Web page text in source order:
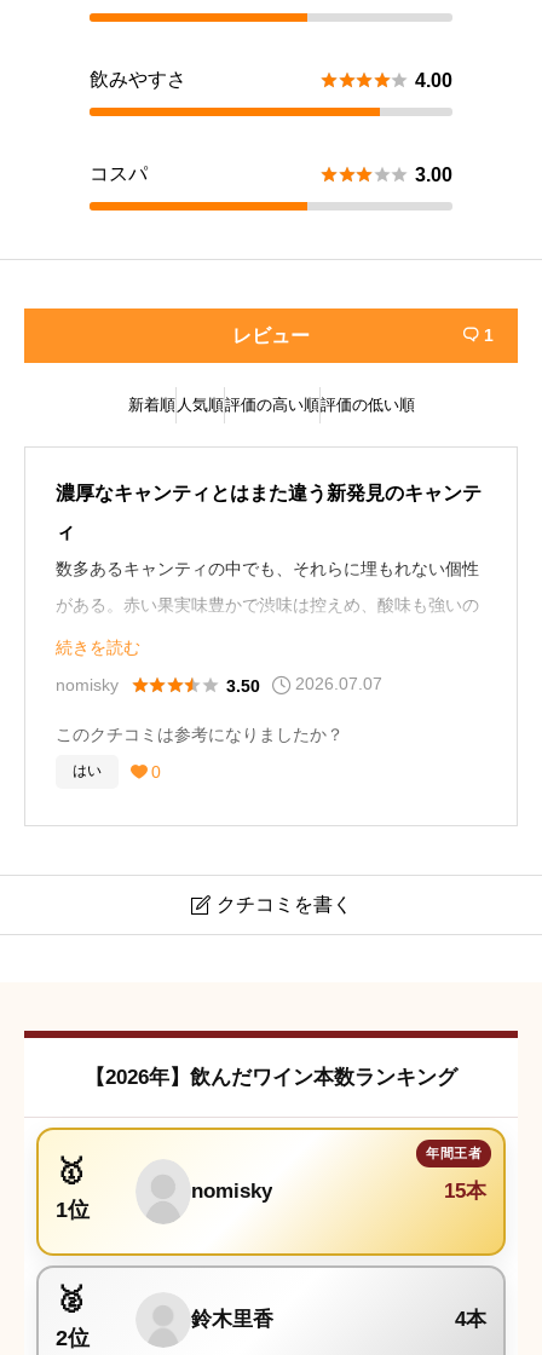
飲みやすさ  4.00
コスパ  3.00
レビュー  1
新着順 人気順評価の高い順評価の低い順
濃厚なキャンティとはまた違う新発見のキャンテ
ィ
数多あるキャンティの中でも、それらに埋もれない個性
がある。赤い果実味豊かで渋味は控えめ、酸味も強いの
で、トマトを使った料理がおすすめ。ピノ・ノワールと
言われてしまうとそう信じてしまいそうな味わい。
続きを読む
nomisky
 3.50 2026.07.07
このクチコミは参考になりましたか？
はい  0
 クチコミを書く
【2026年】飲んだワイン本数ランキング
1位
nomisky 15本
2位
鈴木里香 4本